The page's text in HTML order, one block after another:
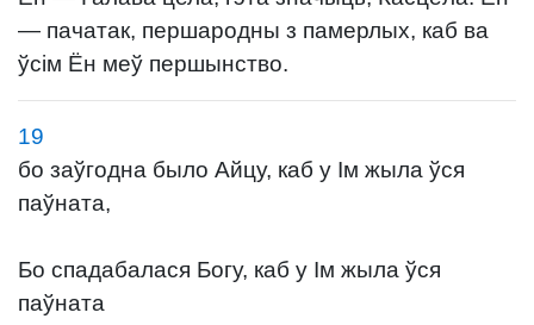
— пачатак, першародны з памерлых, каб ва
ўсім Ён меў першынство.
19
бо заўгодна было Айцу, каб у Ім жыла ўся
паўната,
Бо спадабалася Богу, каб у Ім жыла ўся
паўната